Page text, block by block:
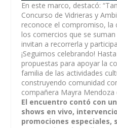
En este marco, destacó:
Concurso de Vidrieras y
reconoce el compromiso, la
los comercios que se
invitan a recorrerla y
¡Seguimos celebrando!
propuestas para apoyar la
familia de las actividades
construyendo comunidad
compañera Mayra Mendoza
El encuentro contó con
shows en vivo,
promociones especiales,